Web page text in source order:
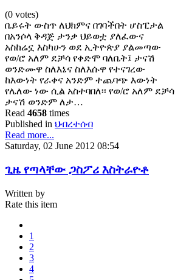
(0 votes)
ቤይሩት ውስጥ ለህክምና በገባችበት ሆስፒታል
በአንሶላ ቅዳጅ ታንቃ ህይወቷ ያለፈውና
አስከሬኗ እስካሁን ወደ ኢትዮጵያ ያልመጣው
የወ/ሮ አለም ደቻሳ የቀድሞ ባለቤት፤ ታናሽ
ወንድሙዋ ስለእኔና ስለእሱዋ የተናገረው
ከእውነት የራቀና አንድም ተጨባጭ እውነት
የሌለው ነው ሲል አስተባበለ፡፡ የወ/ሮ አለም ደቻሳ
ታናሽ ወንድም ለታ…
Read 4658 times
Published in ህብረተሰብ
Read more...
Saturday, 02 June 2012 08:54
ጊዜ የጣላቸው ጋስፖሪ እስትራዮቶ
Written by
Rate this item
1
2
3
4